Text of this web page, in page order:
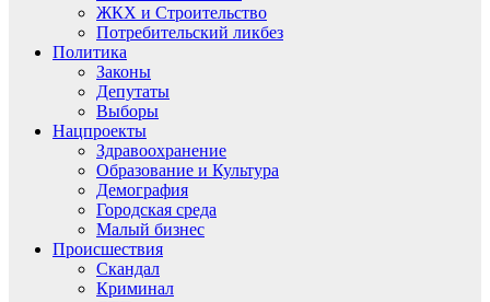
ЖКХ и Строительство
Потребительский ликбез
Политика
Законы
Депутаты
Выборы
Нацпроекты
Здравоохранение
Образование и Культура
Демография
Городская среда
Малый бизнес
Происшествия
Скандал
Криминал